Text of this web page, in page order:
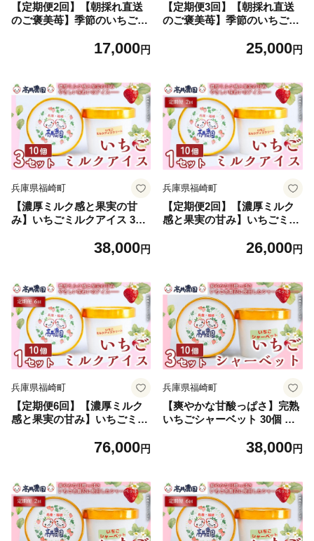
【定期便2回】【朝採れ直送
のご褒美苺】季節のいちご詰
ご 果物 フルーツ 大粒 濃厚
17,000円
【定期便3回】【朝採れ直送
のご褒美苺】季節のいちご詰
ご 果物 フルーツ 大粒 濃厚
25,000円
兵庫県福崎町
【濃厚ミルク感と果実の甘
み】いちごミルクアイス 30
ス 果物 フルーツ 大粒 濃厚
38,000円
兵庫県福崎町
【定期便2回】【濃厚ミルク
感と果実の甘み】いちごミル
ミルク アイス 果物 フルーツ
26,000円
兵庫県福崎町
【定期便6回】【濃厚ミルク
感と果実の甘み】いちごミル
ミルク アイス 果物 フルーツ
76,000円
兵庫県福崎町
【爽やかな甘酸っぱさ】完熟
いちごシャーベット 30個 い
果物 フルーツ 大粒 濃厚 産地
38,000円